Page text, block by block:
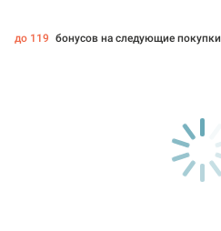
до 119 бонусов на следующие покупки